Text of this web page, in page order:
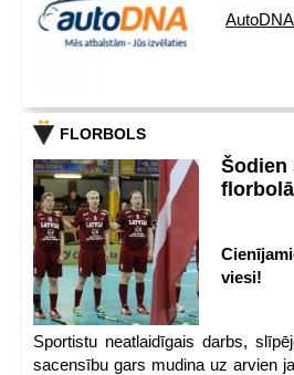
FLORBOLS
Šodien
viesi!
Sportistu neatlaidīgais darbs,
sacensību gars mudina uz arvien